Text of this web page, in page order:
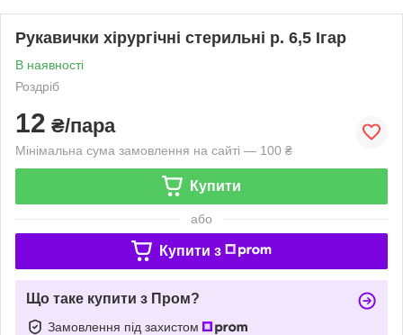
Рукавички хірургічні стерильні р. 6,5 Ігар
В наявності
Роздріб
12 ₴/пара
Мінімальна сума замовлення на сайті — 100 ₴
Купити
або
Купити з
Що таке купити з Пром?
Замовлення під захистом